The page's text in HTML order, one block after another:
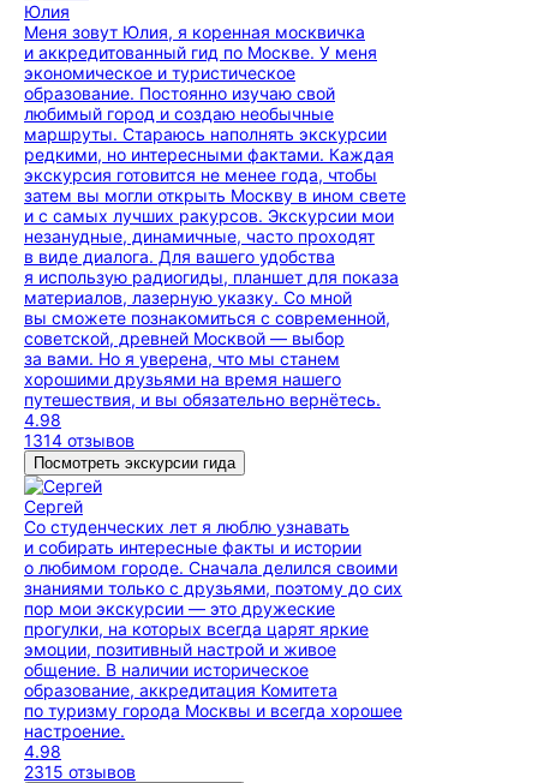
Юлия
Меня зовут Юлия, я коренная москвичка
и аккредитованный гид по Москве. У меня
экономическое и туристическое
образование. Постоянно изучаю свой
любимый город и создаю необычные
маршруты. Стараюсь наполнять экскурсии
редкими, но интересными фактами. Каждая
экскурсия готовится не менее года, чтобы
затем вы могли открыть Москву в ином свете
и с самых лучших ракурсов. Экскурсии мои
незанудные, динамичные, часто проходят
в виде диалога. Для вашего удобства
я использую радиогиды, планшет для показа
материалов, лазерную указку. Со мной
вы сможете познакомиться с современной,
советской, древней Москвой — выбор
за вами. Но я уверена, что мы станем
хорошими друзьями на время нашего
путешествия, и вы обязательно вернётесь.
4.98
1314 отзывов
Посмотреть экскурсии гида
Сергей
Со студенческих лет я люблю узнавать
и собирать интересные факты и истории
о любимом городе. Сначала делился своими
знаниями только с друзьями, поэтому до сих
пор мои экскурсии — это дружеские
прогулки, на которых всегда царят яркие
эмоции, позитивный настрой и живое
общение. В наличии историческое
образование, аккредитация Комитета
по туризму города Москвы и всегда хорошее
настроение.
4.98
2315 отзывов